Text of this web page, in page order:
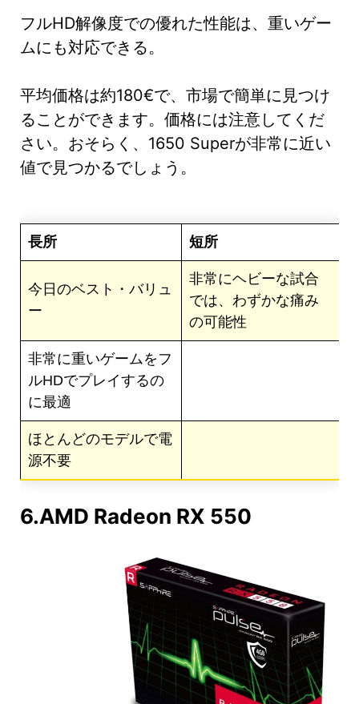
フルHD解像度での優れた性能は、重いゲー
ムにも対応できる。
平均価格は約180€で、市場で簡単に見つけ
ることができます。価格には注意してくだ
さい。おそらく、1650 Superが非常に近い
値で見つかるでしょう。
長所 短所
今日のベスト・バリュ
ー
非常にヘビーな試合
では、わずかな痛み
の可能性
非常に重いゲームをフ
ルHDでプレイするの
に最適
ほとんどのモデルで電
源不要
6.AMD Radeon RX 550